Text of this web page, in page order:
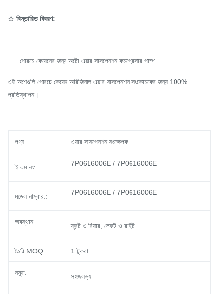
☆ বিস্তারিত বিবরণ:
পোরচে কেয়েনের জন্য অটো এয়ার সাসপেনশন কমপ্রেসার পাম্প
এই অংশগুলি পোরচে কেয়েন অরিজিনাল এয়ার সাসপেনশন সংকোচকের জন্য 100%
প্রতিস্থাপন।
পণ্য: এয়ার সাসপেনশন সংক্ষেপক
ই এম নং: 7P0616006E / 7P0616006E
মডেল নাম্বার.: 7P0616006E / 7P0616006E
অবস্থান: ফ্রন্ট ও রিয়ার, লেফট ও রাইট
তৈরি MOQ: 1 টুকরা
নমুনা: সহজলভ্য